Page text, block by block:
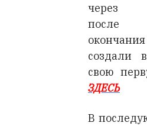
через
после
создали
свою
ЗДЕСЬ
В